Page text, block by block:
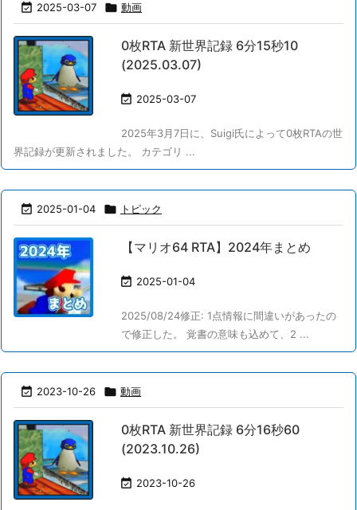
 2025-03-07  動画
0枚RTA 新世界記録 6分15秒10
(2025.03.07)
 2025-03-07
2025年3月7日に、Suigi氏によって0枚RTAの世
界記録が更新されました。 カテゴリ ...
 2025-01-04  トピック
【マリオ64 RTA】2024年まとめ
 2025-01-04
2025/08/24修正: 1点情報に間違いがあったの
で修正した。 覚書の意味も込めて、2 ...
 2023-10-26  動画
0枚RTA 新世界記録 6分16秒60
(2023.10.26)
 2023-10-26